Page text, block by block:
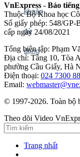
VnExpress - Báo
Thuộc Bộ Khoa học
Số giấy phép: 548/
cấp ngày 24/08/2021
Tổng biên tập: Phạm
Địa chỉ: Tầng 10, Tòa
phường Cầu Giấy, Hà
Điện thoại: 024 7300
Email:
© 1997-2026. Toàn bộ
Theo dõi Video
Trang nhất